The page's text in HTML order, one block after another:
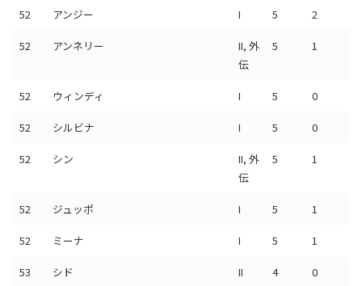
52 アンジー I 5 2
52 アンネリー
II, 外
伝
5 1
52 ウィンディ I 5 0
52 シルビナ I 5 0
52 シン
II, 外
伝
5 1
52 ジュッポ I 5 1
52 ミーナ I 5 1
53 シド II 4 0